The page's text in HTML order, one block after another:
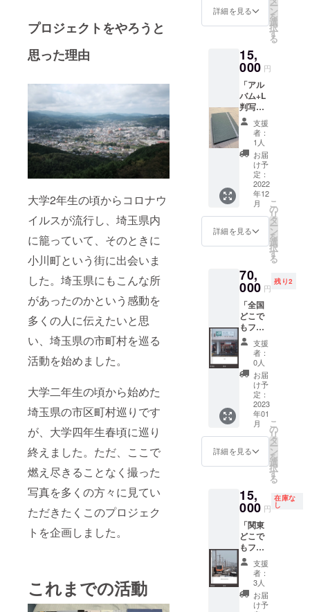
プロジェクトをやろうと
思った理由
大学2年生の頃からコロナウ
イルスが流行し、埼玉県内
に籠っていて、そのときに
小川町という街に出会いま
した。埼玉県にもこんな所
があったのかという感動を
多くの人に伝えたいと思
い、埼玉県の市町村を巡る
活動を始めました。
大学二年生の頃から始めた
埼玉県の市区町村巡りです
が、大学四年生春頃に巡り
終えました。ただ、ここで
燃え尽きることなく撮った
写真を多くの方々に見てい
ただきたくこのプロジェク
トを企画しました。
これまでの活動
フォト
ブック
です。
ページ
に1市区
町村を
載せま
す。 A4
サイズ
144ペー
ジフル
カラー
です
詳細を見る ー
ン
を
選
択
す
る
15,
000 円
「アル
バム+L
判写真
300枚
セッ
ト」 ア
ルバム
とL版写
真300枚
のセッ
トにな
りま
す。 L
版写真
は全て
埼玉県
真で、
こちら
で選ば
せてい
ただき
ます。
※写真は
見本で
す。 ア
ルバム
はリネ
ンアル
バム
で、色
は「ナ
チュラ
ル」
トピン
ク」
「ライ
トブ
ルー」
「ピン
ク」か
らお選
びいた
だけま
す。
支援
者：
1人
お届
け予
定：
2022
年12
月
詳細を見る
こ
の
リ
タ
ー
ン
を
選
択
す
る
70,
000 円
残り2
「全国
どこで
もフォ
トブッ
ク」 日
本の関
東を除
く都道
府県の
市町村
どこで
もフォ
トブッ
クをお
作り致
しま
島など
公共交
通機関
が極端
に不便
な所は
除く) 地
域は大
きな括
りでな
く、
支援
者：
0人
お届
け予
定：
2023
年01
月
詳細を見る
こ
の
リ
タ
ー
ン
を
選
択
す
る
15,
000 円
在庫な
し
「関東
どこで
もフォ
トブッ
ク」 関
東(東
京、埼
玉、神
支援
者：
3人
お届
け予